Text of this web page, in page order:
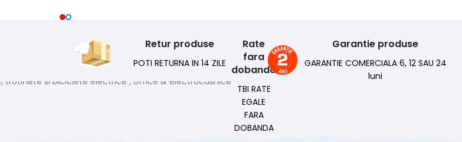
Rate
fara
dobanda
TBI RATE
EGALE
FARA
DOBANDA
Retur produse
POTI RETURNA IN 14 ZILE
Garantie produse
GARANTIE COMERCIALA 6, 12 SAU 24
luni